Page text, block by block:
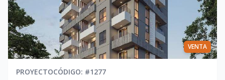
VENTA
PROYECTOCÓDIGO: #1277